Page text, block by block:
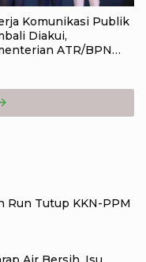
Komunikasi Publik
Diakui,
ATR/BPN
Run Tutup KKN-PPM